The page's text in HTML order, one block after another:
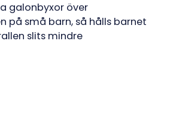
galonbyxor över
på små barn, så hålls barnet
slits mindre